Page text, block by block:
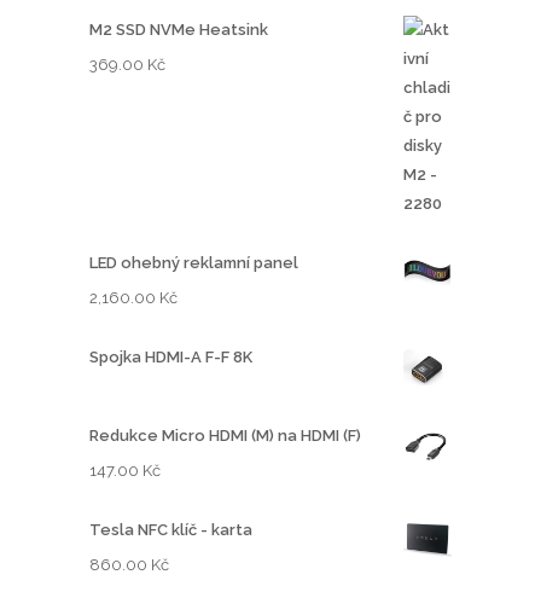
M2 SSD NVMe Heatsink
369.00 Kč
LED ohebný reklamní panel
2,160.00 Kč
Spojka HDMI-A F-F 8K
Redukce Micro HDMI (M) na HDMI (F)
147.00 Kč
Tesla NFC klíč - karta
860.00 Kč